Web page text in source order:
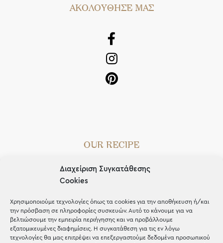
Διαχείριση Συγκατάθεσης
Cookies
Χρησιμοποιούμε τεχνολογίες όπως τα cookies για την αποθήκευση ή/και
την πρόσβαση σε πληροφορίες συσκευών. Αυτό το κάνουμε για να
βελτιώσουμε την εμπειρία περιήγησης και να προβάλλουμε
εξατομικευμένες διαφημίσεις. Η συγκατάθεση για τις εν λόγω
τεχνολογίες θα μας επιτρέψει να επεξεργαστούμε δεδομένα προσωπικού
AΚΟΛΟΥΘΗΣΕ ΜΑΣ
OUR RECIPE
Gifts
Blog
Shop the look